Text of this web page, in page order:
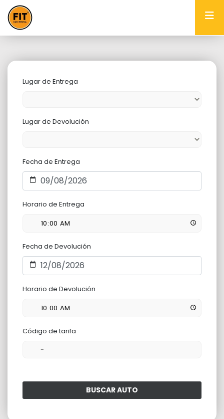
Lugar de Entrega
Lugar de Devolución
Fecha de Entrega
Horario de Entrega
Fecha de Devolución
Horario de Devolución
Código de tarifa
BUSCAR AUTO